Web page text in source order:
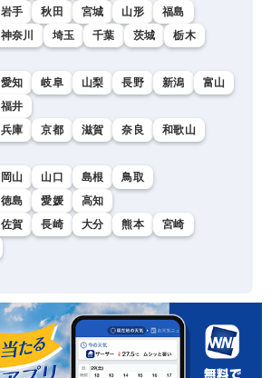
岩手 秋田 宮城 山形 福島
神奈川 埼玉 千葉 茨城
栃木
愛知 岐阜 山梨 長野 新潟
富山
福井
兵庫 京都 滋賀 奈良
和歌山
岡山 山口 島根 鳥取
徳島 愛媛 高知
佐賀 長崎 大分 熊本
宮崎